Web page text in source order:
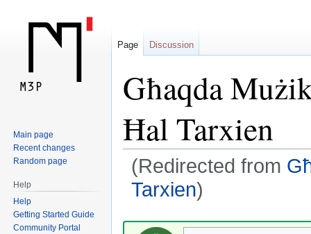
Għaqda
Ħal Tarxien
(Redirected from
Tarxien)
Jump
Jump
Page Discussion
Main page
Recent changes
Random page
Help
Help
Getting Started Guide
Community Portal